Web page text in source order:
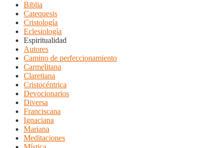
Biblia
Catequesis
Cristología
Eclesiología
Espiritualidad
Autores
Camino de perfeccionamiento
Carmelitana
Claretiana
Cristocéntrica
Devocionarios
Diversa
Franciscana
Ignaciana
Mariana
Meditaciones